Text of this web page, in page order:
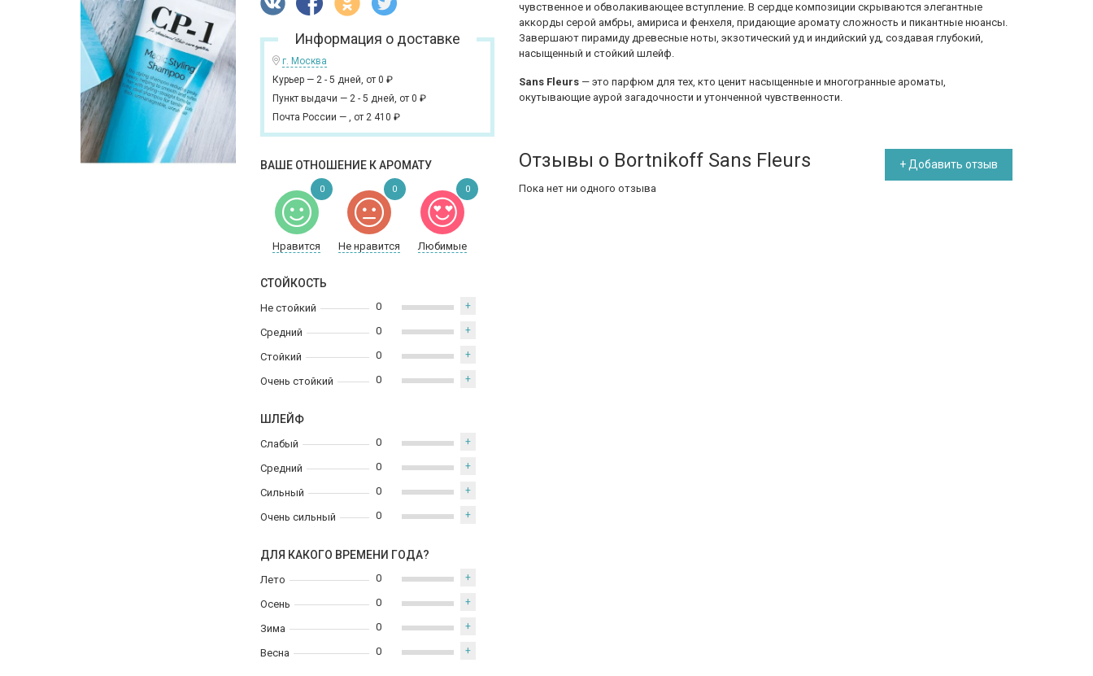
Информация о доставке
г. Москва
Курьер — 2 - 5 дней, от 0 ₽
Пункт выдачи — 2 - 5 дней, от 0 ₽
Почта России — , от 2 410 ₽
ВАШЕ ОТНОШЕНИЕ К АРОМАТУ
Нравится Не нравится Любимые
0 0 0
СТОЙКОСТЬ
Не стойкий
Средний
Стойкий
Очень стойкий
0 +
0 +
0 +
0 +
ШЛЕЙФ
Слабый
Средний
Сильный
Очень сильный
0 +
0 +
0 +
0 +
ДЛЯ КАКОГО ВРЕМЕНИ ГОДА?
Лето
Осень
Зима
Весна
0 +
0 +
0 +
0 +
чувственное и обволакивающее вступление. В сердце композиции скрываются элегантные
аккорды серой амбры, амириса и фенхеля, придающие аромату сложность и пикантные нюансы.
Завершают пирамиду древесные ноты, экзотический уд и индийский уд, создавая глубокий,
насыщенный и стойкий шлейф.
Sans Fleurs — это парфюм для тех, кто ценит насыщенные и многогранные ароматы,
окутывающие аурой загадочности и утонченной чувственности.
Отзывы о Bortnikoff Sans Fleurs + Добавить отзыв
Пока нет ни одного отзыва